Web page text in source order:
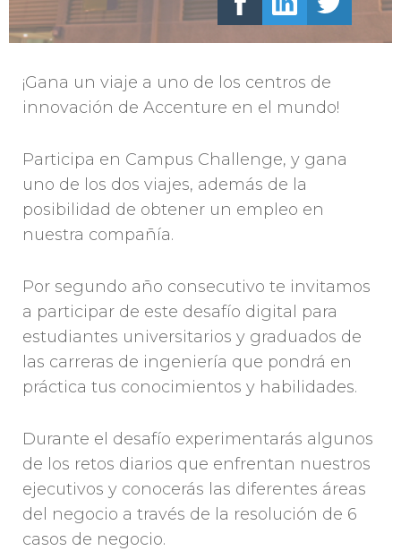
¡Gana un viaje a uno de los centros de
innovación de Accenture en el mundo!
Participa en Campus Challenge, y gana
uno de los dos viajes, además de la
posibilidad de obtener un empleo en
nuestra compañía.
Por segundo año consecutivo te invitamos
a participar de este desafío digital para
estudiantes universitarios y graduados de
las carreras de ingeniería que pondrá en
práctica tus conocimientos y habilidades.
Durante el desafío experimentarás algunos
de los retos diarios que enfrentan nuestros
ejecutivos y conocerás las diferentes áreas
del negocio a través de la resolución de 6
casos de negocio.